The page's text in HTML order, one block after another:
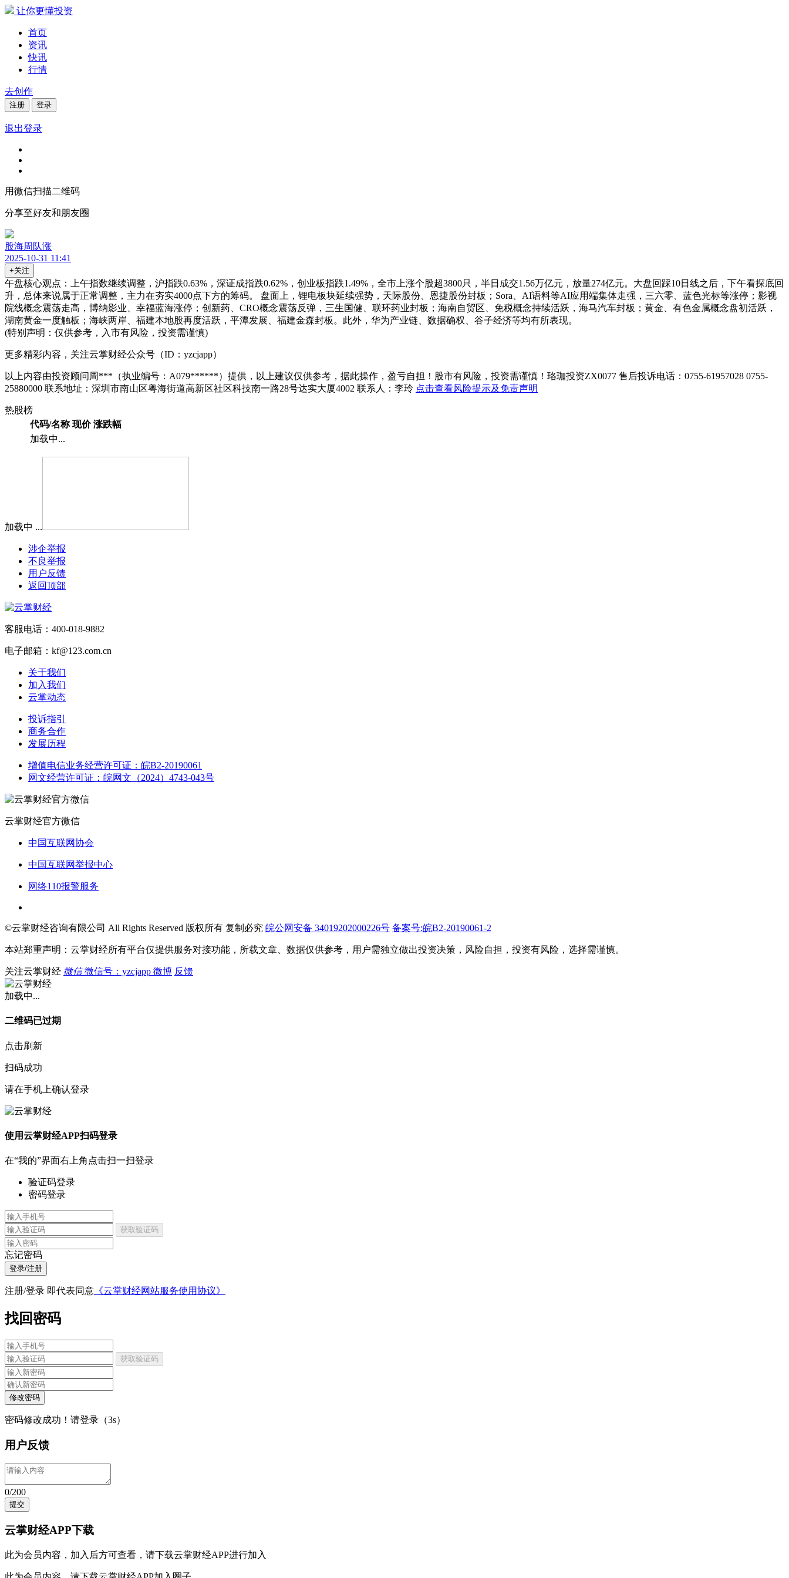
让你更懂投资
首页
资讯
快讯
行情
去创作
注册 登录
退出登录
用微信扫描二维码
分享至好友和朋友圈
股海周队涨
2025-10-31 11:41
+关注
午盘核心观点：上午指数继续调整，沪指跌0.63%，深证成指跌0.62%，创业板指跌1.49%，全市上涨个股超3800只，半日成交1.56万亿元，放量274亿元。大盘回踩10日线之后，下午看探底回
升，总体来说属于正常调整，主力在夯实4000点下方的筹码。 盘面上，锂电板块延续强势， 天际股份 恩捷股份封板；Sora、AI语料等AI应用端集体走强， 三六零 蓝色光标等涨停；影视
院线概念震荡走高， 博纳影业 幸福蓝海涨停；创新药、CRO概念震荡反弹， 三生国健 联环药业封板；海南自贸区、免税概念持续活跃， 海马汽车封板；黄金、有色金属概念盘初活跃，
湖南黄金一度触板；海峡两岸、福建本地股再度活跃， 平潭发展 福建金森封板。此外，华为产业链、数据确权、谷子经济等均有所表现。
(特别声明：仅供参考，入市有风险，投资需谨慎)
更多精彩内容，关注云掌财经公众号（ID：yzcjapp）
以上内容由投资顾问周***（执业编号：A079******）提供，以上建议仅供参考，据此操作，盈亏自担！股市有风险，投资需谨慎！珞珈投资ZX0077 售后投诉电话：0755-61957028 0755-
25880000 联系地址：深圳市南山区粤海街道高新区社区科技南一路28号达实大厦4002 联系人：李玲 点击查看风险提示及免责声明
热股榜
代码/名称 现价 涨跌幅
加载中...
加载中 ...
涉企举报
不良举报
用户反馈
返回顶部
客服电话：400-018-9882
电子邮箱：kf@123.com.cn
关于我们
加入我们
云掌动态
投诉指引
商务合作
发展历程
增值电信业务经营许可证：皖B2-20190061
网文经营许可证：皖网文（2024）4743-043号
云掌财经官方微信
中国互联网协会
中国互联网举报中心
网络110报警服务
©云掌财经咨询有限公司 All Rights Reserved 版权所有 复制必究 皖公网安备 34019202000226号 备案号:皖B2-20190061-2
本站郑重声明：云掌财经所有平台仅提供服务对接功能，所载文章、数据仅供参考，用户需独立做出投资决策，风险自担，投资有风险，选择需谨慎。
关注云掌财经 微信 微信号：yzcjapp 微博 反馈
加载中...
二维码已过期
点击刷新
扫码成功
请在手机上确认登录
使用云掌财经APP扫码登录
在“我的”界面右上角点击扫一扫登录
验证码登录
密码登录
获取验证码
忘记密码
登录/注册
注册/登录 即代表同意 《云掌财经网站服务使用协议》
找回密码
获取验证码
修改密码
密码修改成功！请登录（3s）
用户反馈
0/200
提交
云掌财经APP下载
此为会员内容，加入后方可查看，请下载云掌财经APP进行加入